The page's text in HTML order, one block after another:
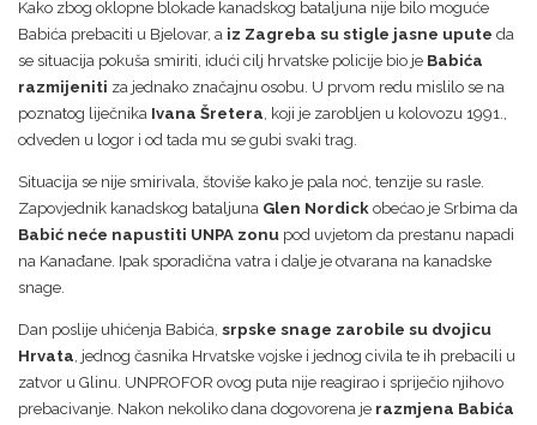
Kako zbog oklopne blokade kanadskog bataljuna nije bilo moguće
Babića prebaciti u Bjelovar, a iz Zagreba su stigle jasne upute da
se situacija pokuša smiriti, idući cilj hrvatske policije bio je Babića
razmijeniti za jednako značajnu osobu. U prvom redu mislilo se na
poznatog liječnika Ivana Šretera, koji je zarobljen u kolovozu 1991.,
odveden u logor i od tada mu se gubi svaki trag.
Situacija se nije smirivala, štoviše kako je pala noć, tenzije su rasle.
Zapovjednik kanadskog bataljuna Glen Nordick obećao je Srbima da
Babić neće napustiti UNPA zonu pod uvjetom da prestanu napadi
na Kanađane. Ipak sporadična vatra i dalje je otvarana na kanadske
snage.
Dan poslije uhićenja Babića, srpske snage zarobile su dvojicu
Hrvata, jednog časnika Hrvatske vojske i jednog civila te ih prebacili u
zatvor u Glinu. UNPROFOR ovog puta nije reagirao i spriječio njihovo
prebacivanje. Nakon nekoliko dana dogovorena je razmjena Babića